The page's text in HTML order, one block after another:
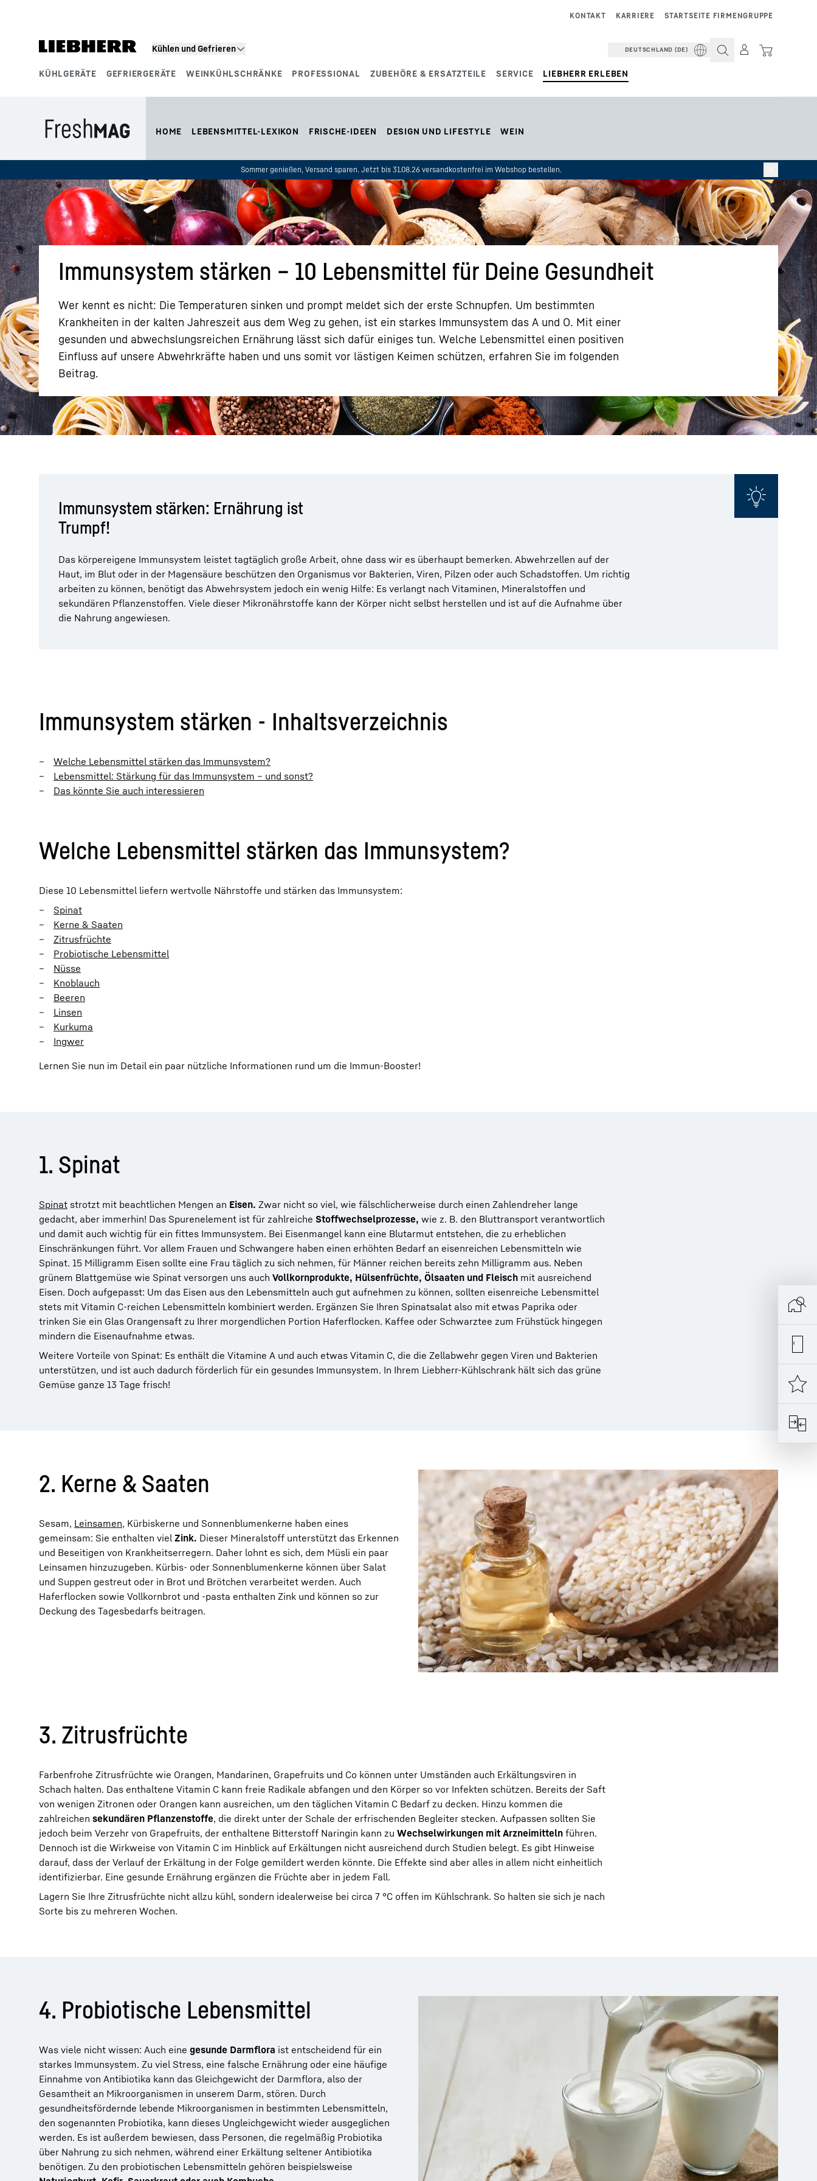
Kühlen und Gefrieren
KÜHLGERÄTE GEFRIERGERÄTE WEINKÜHLSCHRÄNKE PROFESSIONAL ZUBEHÖRE & ERSATZTEILE SERVICE LIEBHERR ERLEBEN
STARTSEITE FIRMENGRUPPE
KARRIERE
KONTAKT
DEUTSCHLAND (DE)
Mehr über die Firmengruppe Karriere bei Liebherr
HOME LEBENSMITTEL-LEXIKON FRISCHE-IDEEN DESIGN UND LIFESTYLE WEIN
Sommer genießen, Versand sparen. Jetzt bis 31.08.26 versandkostenfrei im Webshop bestellen.
Immunsystem stärken – 10 Lebensmittel für Deine Gesundheit
Wer kennt es nicht: Die Temperaturen sinken und prompt meldet sich der erste Schnupfen. Um bestimmten
Krankheiten in der kalten Jahreszeit aus dem Weg zu gehen, ist ein starkes Immunsystem das A und O. Mit einer
gesunden und abwechslungsreichen Ernährung lässt sich dafür einiges tun. Welche Lebensmittel einen positiven
Einfluss auf unsere Abwehrkräfte haben und uns somit vor lästigen Keimen schützen, erfahren Sie im folgenden
Beitrag.
Immunsystem stärken: Ernährung ist
Trumpf!
Das körpereigene Immunsystem leistet tagtäglich große Arbeit, ohne dass wir es überhaupt bemerken. Abwehrzellen auf der
Haut, im Blut oder in der Magensäure beschützen den Organismus vor Bakterien, Viren, Pilzen oder auch Schadstoffen. Um richtig
arbeiten zu können, benötigt das Abwehrsystem jedoch ein wenig Hilfe: Es verlangt nach Vitaminen, Mineralstoffen und
sekundären Pflanzenstoffen. Viele dieser Mikronährstoffe kann der Körper nicht selbst herstellen und ist auf die Aufnahme über
die Nahrung angewiesen.
Immunsystem stärken - Inhaltsverzeichnis
Welche Lebensmittel stärken das Immunsystem?
Lebensmittel: Stärkung für das Immunsystem – und sonst?
Das könnte Sie auch interessieren
Welche Lebensmittel stärken das Immunsystem?
Diese 10 Lebensmittel liefern wertvolle Nährstoffe und stärken das Immunsystem:
Spinat
Kerne & Saaten
Zitrusfrüchte
Probiotische Lebensmittel
Nüsse
Knoblauch
Beeren
Linsen
Kurkuma
Ingwer
Lernen Sie nun im Detail ein paar nützliche Informationen rund um die Immun-Booster!
1. Spinat
Spinat strotzt mit beachtlichen Mengen an Eisen. Zwar nicht so viel, wie fälschlicherweise durch einen Zahlendreher lange
gedacht, aber immerhin! Das Spurenelement ist für zahlreiche Stoffwechselprozesse, wie z. B. den Bluttransport verantwortlich
und damit auch wichtig für ein fittes Immunsystem. Bei Eisenmangel kann eine Blutarmut entstehen, die zu erheblichen
Einschränkungen führt. Vor allem Frauen und Schwangere haben einen erhöhten Bedarf an eisenreichen Lebensmitteln wie
Spinat. 15 Milligramm Eisen sollte eine Frau täglich zu sich nehmen, für Männer reichen bereits zehn Milligramm aus. Neben
grünem Blattgemüse wie Spinat versorgen uns auch Vollkornprodukte, Hülsenfrüchte, Ölsaaten und Fleisch mit ausreichend
Eisen. Doch aufgepasst: Um das Eisen aus den Lebensmitteln auch gut aufnehmen zu können, sollten eisenreiche Lebensmittel
stets mit Vitamin C-reichen Lebensmitteln kombiniert werden. Ergänzen Sie Ihren Spinatsalat also mit etwas Paprika oder
trinken Sie ein Glas Orangensaft zu Ihrer morgendlichen Portion Haferflocken. Kaffee oder Schwarztee zum Frühstück hingegen
mindern die Eisenaufnahme etwas.
Weitere Vorteile von Spinat: Es enthält die Vitamine A und auch etwas Vitamin C, die die Zellabwehr gegen Viren und Bakterien
unterstützen, und ist auch dadurch förderlich für ein gesundes Immunsystem. In Ihrem Liebherr-Kühlschrank hält sich das grüne
Gemüse ganze 13 Tage frisch!
2. Kerne & Saaten
Sesam, Leinsamen, Kürbiskerne und Sonnenblumenkerne haben eines
gemeinsam: Sie enthalten viel Zink. Dieser Mineralstoff unterstützt das Erkennen
und Beseitigen von Krankheitserregern. Daher lohnt es sich, dem Müsli ein paar
Leinsamen hinzuzugeben. Kürbis- oder Sonnenblumenkerne können über Salat
und Suppen gestreut oder in Brot und Brötchen verarbeitet werden. Auch
Haferflocken sowie Vollkornbrot und -pasta enthalten Zink und können so zur
Deckung des Tagesbedarfs beitragen.
3. Zitrusfrüchte
Farbenfrohe Zitrusfrüchte wie Orangen, Mandarinen, Grapefruits und Co können unter Umständen auch Erkältungsviren in
Schach halten. Das enthaltene Vitamin C kann freie Radikale abfangen und den Körper so vor Infekten schützen. Bereits der Saft
von wenigen Zitronen oder Orangen kann ausreichen, um den täglichen Vitamin C Bedarf zu decken. Hinzu kommen die
zahlreichen sekundären Pflanzenstoffe, die direkt unter der Schale der erfrischenden Begleiter stecken. Aufpassen sollten Sie
jedoch beim Verzehr von Grapefruits, der enthaltene Bitterstoff Naringin kann zu Wechselwirkungen mit Arzneimitteln führen.
Dennoch ist die Wirkweise von Vitamin C im Hinblick auf Erkältungen nicht ausreichend durch Studien belegt. Es gibt Hinweise
darauf, dass der Verlauf der Erkältung in der Folge gemildert werden könnte. Die Effekte sind aber alles in allem nicht einheitlich
identifizierbar. Eine gesunde Ernährung ergänzen die Früchte aber in jedem Fall.
Lagern Sie Ihre Zitrusfrüchte nicht allzu kühl, sondern idealerweise bei circa 7 °C offen im Kühlschrank. So halten sie sich je nach
Sorte bis zu mehreren Wochen.
4. Probiotische Lebensmittel
Was viele nicht wissen: Auch eine gesunde Darmflora ist entscheidend für ein
starkes Immunsystem. Zu viel Stress, eine falsche Ernährung oder eine häufige
Einnahme von Antibiotika kann das Gleichgewicht der Darmflora, also der
Gesamtheit an Mikroorganismen in unserem Darm, stören. Durch
gesundheitsfördernde lebende Mikroorganismen in bestimmten Lebensmitteln,
den sogenannten Probiotika, kann dieses Ungleichgewicht wieder ausgeglichen
werden. Es ist außerdem bewiesen, dass Personen, die regelmäßig Probiotika
über Nahrung zu sich nehmen, während einer Erkältung seltener Antibiotika
benötigen. Zu den probiotischen Lebensmitteln gehören beispielsweise